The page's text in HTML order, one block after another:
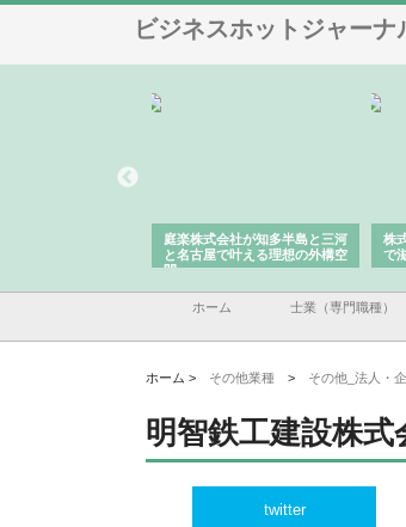
ビジネスホットジャーナ
庭楽株式会社が知多半島と三河
と名古屋で叶える理想の外構空
間
株
で
ホーム 士業（専門職種）
ホーム > その他業種 > その他_法人・
明智鉄工建設株式
twitter